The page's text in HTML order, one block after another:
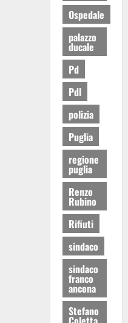
Ospedale
palazzo
ducale
Pd
Pdl
polizia
Puglia
regione
puglia
Renzo
Rubino
Rifiuti
sindaco
sindaco
franco
ancona
Stefano